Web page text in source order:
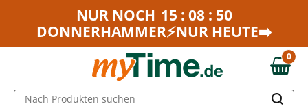
Zum Hauptinhalt springen
Zur Navigation springen
NUR NOCH 15 : 08 : 50
DONNERHAMMER⚡NUR HEUTE➡️
0,00 €
0
Nach Produkten suchen